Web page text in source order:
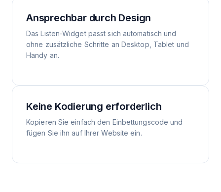
Ansprechbar durch Design
Das Listen-Widget passt sich automatisch und
ohne zusätzliche Schritte an Desktop, Tablet und
Handy an.
Keine Kodierung erforderlich
Kopieren Sie einfach den Einbettungscode und
fügen Sie ihn auf Ihrer Website ein.